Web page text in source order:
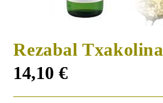
Rezabal Txakolina
14,10€